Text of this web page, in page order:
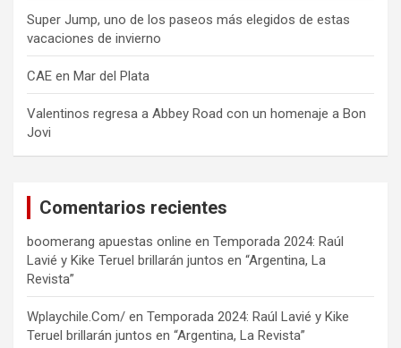
Super Jump, uno de los paseos más elegidos de estas
vacaciones de invierno
CAE en Mar del Plata
Valentinos regresa a Abbey Road con un homenaje a Bon
Jovi
Comentarios recientes
boomerang apuestas online en Temporada 2024: Raúl
Lavié y Kike Teruel brillarán juntos en “Argentina, La
Revista”
Wplaychile.Com/ en Temporada 2024: Raúl Lavié y Kike
Teruel brillarán juntos en “Argentina, La Revista”